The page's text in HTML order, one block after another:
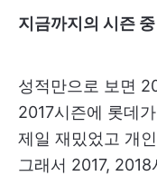
지금까지의 시즌
성적만으로 보면
2017시즌에 롯데
제일 재밌었고 개
그래서 2017,